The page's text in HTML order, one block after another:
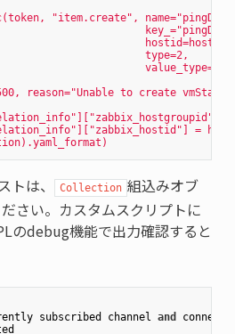
"item.create" ,
hostid=hostid,
type=2,
value_type=0)
reason="Unable to create vmStatus
=
は、 Collection 組込みオブ
さい。カスタムスクリプトに
のdebug機能で出力確認すると
subscribed channel and